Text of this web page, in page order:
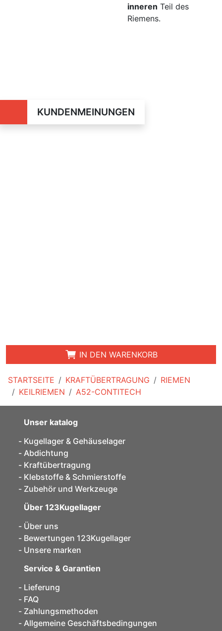
STARTSEITE KRAFTÜBERTRAGUNG
RIEMEN
KEILRIEMEN
A52-CONTITECH
inneren Teil des
Riemens.
KUNDENMEINUNGEN
IN DEN WARENKORB
Unser katalog
Kugellager & Gehäuselager
Abdichtung
Kraftübertragung
Klebstoffe & Schmierstoffe
Zubehör und Werkzeuge
Über 123Kugellager
Über uns
Bewertungen 123Kugellager
Unsere marken
Service & Garantien
Lieferung
FAQ
Zahlungsmethoden
Allgemeine Geschäftsbedingungen